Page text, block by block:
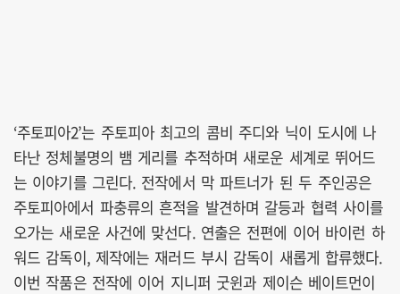
‘주토피아2’는 주토피아 최고의 콤비 주디와 닉이 도시에 나
타난 정체불명의 뱀 게리를 추적하며 새로운 세계로 뛰어드
는 이야기를 그린다. 전작에서 막 파트너가 된 두 주인공은
주토피아에서 파충류의 흔적을 발견하며 갈등과 협력 사이를
오가는 새로운 사건에 맞선다. 연출은 전편에 이어 바이런 하
워드 감독이, 제작에는 재러드 부시 감독이 새롭게 합류했다.
이번 작품은 전작에 이어 지니퍼 굿윈과 제이슨 베이트먼이